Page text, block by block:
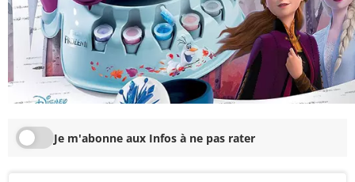
Je m'abonne aux Infos à ne pas rater